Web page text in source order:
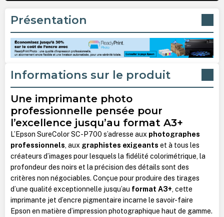
Présentation
Informations sur le produit
Une imprimante photo
professionnelle pensée pour
l’excellence jusqu’au format A3+
L’Epson SureColor SC-P700 s’adresse aux photographes
professionnels, aux graphistes exigeants et à tous les
créateurs d’images pour lesquels la fidélité colorimétrique, la
profondeur des noirs et la précision des détails sont des
critères non négociables. Conçue pour produire des tirages
d’une qualité exceptionnelle jusqu’au format A3+, cette
imprimante jet d’encre pigmentaire incarne le savoir-faire
Epson en matière d’impression photographique haut de gamme.